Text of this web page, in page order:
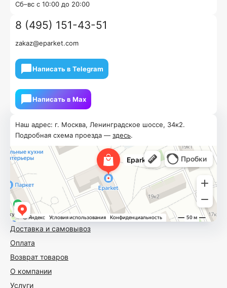
Доставка и самовывоз
Оплата
Возврат товаров
О компании
Услуги
Наш адрес: г. Москва, Ленинградское шоссе, 34к2.
Подробная схема проезда — здесь.
Cб–вс с 10:00 до 20:00
8 (495) 151-43-51
zakaz@eparket.com
Написать в Telegram
Написать в Мах